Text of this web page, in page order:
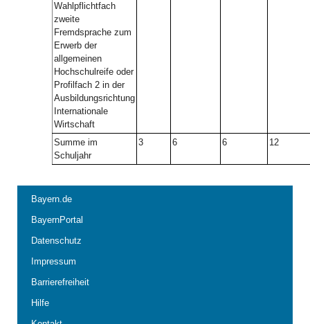
Wahlpflichtfach
zweite
Fremdsprache zum
Erwerb der
allgemeinen
Hochschulreife oder
Profilfach 2 in der
Ausbildungsrichtung
Internationale
Wirtschaft
Summe im
Schuljahr
3 6 6 12
Bayern.de
BayernPortal
Datenschutz
Impressum
Barrierefreiheit
Hilfe